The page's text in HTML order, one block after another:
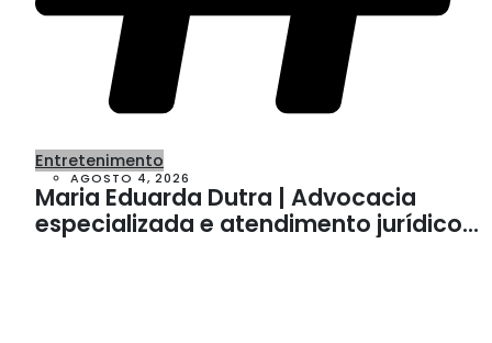
Entretenimento
AGOSTO 4, 2026
Maria Eduarda Dutra | Advocacia
especializada e atendimento jurídico